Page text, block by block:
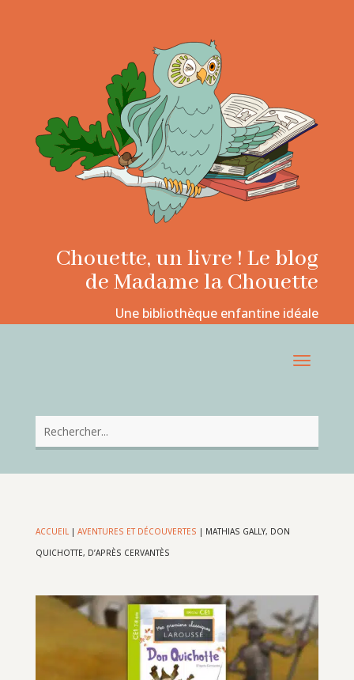
Chouette, un livre ! Le blog
de Madame la Chouette
Une bibliothèque enfantine idéale
ACCUEIL| AVENTURES ET DÉCOUVERTES | MATHIAS GALLY, DON
QUICHOTTE, D’APRÈS CERVANTÈS